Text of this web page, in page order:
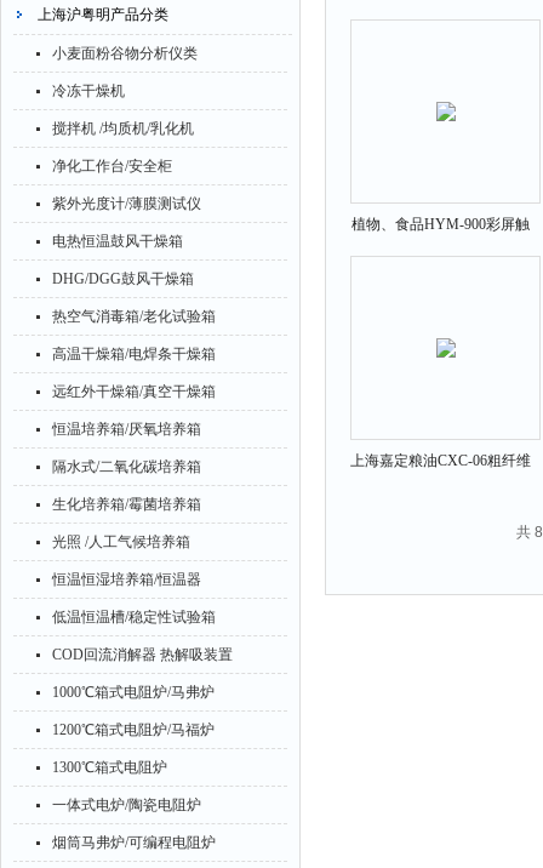
上海沪粤明产品分类
小麦面粉谷物分析仪类
冷冻干燥机
搅拌机 /均质机/乳化机
净化工作台/安全柜
紫外光度计/薄膜测试仪
电热恒温鼓风干燥箱
DHG/DGG鼓风干燥箱
热空气消毒箱/老化试验箱
高温干燥箱/电焊条干燥箱
远红外干燥箱/真空干燥箱
恒温培养箱/厌氧培养箱
隔水式/二氧化碳培养箱
生化培养箱/霉菌培养箱
光照 /人工气候培养箱
恒温恒湿培养箱/恒温器
低温恒温槽/稳定性试验箱
COD回流消解器 热解吸装置
1000℃箱式电阻炉/马弗炉
1200℃箱式电阻炉/马福炉
1300℃箱式电阻炉
一体式电炉/陶瓷电阻炉
烟筒马弗炉/可编程电阻炉
植物、食品HYM-900彩屏触
摸式粗纤维测定仪
上海嘉定粮油CXC-06粗纤维
共